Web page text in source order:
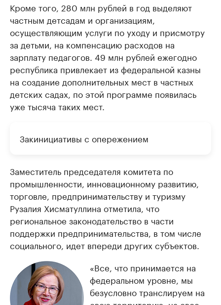
Кроме того, 280 млн рублей в год выделяют
частным детсадам и организациям,
осуществляющим услуги по уходу и присмотру
за детьми, на компенсацию расходов на
зарплату педагогов. 49 млн рублей ежегодно
республика привлекает из федеральной казны
на создание дополнительных мест в частных
детских садах, по этой программе появилась
уже тысяча таких мест.
Закинициативы с опережением
Заместитель председателя комитета по
промышленности, инновационному развитию,
торговле, предпринимательству и туризму
Рузалия Хисматуллина отметила, что
региональное законодательство в части
поддержки предпринимательства, в том числе
социального, идет впереди других субъектов.
«Все, что принимается на
федеральном уровне, мы
безусловно транслируем на